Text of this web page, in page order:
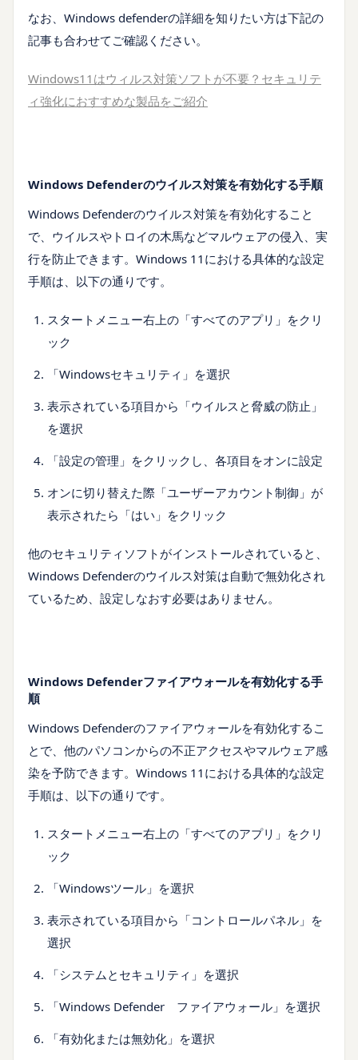
なお、Windows defenderの詳細を知りたい方は下記の
記事も合わせてご確認ください。
Windows11はウィルス対策ソフトが不要？セキュリテ
ィ強化におすすめな製品をご紹介
Windows Defenderのウイルス対策を有効化する手順
Windows Defenderのウイルス対策を有効化すること
で、ウイルスやトロイの木馬などマルウェアの侵入、実
行を防止できます。Windows 11における具体的な設定
手順は、以下の通りです。
スタートメニュー右上の「すべてのアプリ」をクリ
ック
「Windowsセキュリティ」を選択
表示されている項目から「ウイルスと脅威の防止」
を選択
「設定の管理」をクリックし、各項目をオンに設定
オンに切り替えた際「ユーザーアカウント制御」が
表示されたら「はい」をクリック
他のセキュリティソフトがインストールされていると、
Windows Defenderのウイルス対策は自動で無効化され
ているため、設定しなおす必要はありません。
Windows Defenderファイアウォールを有効化する手
順
Windows Defenderのファイアウォールを有効化するこ
とで、他のパソコンからの不正アクセスやマルウェア感
染を予防できます。Windows 11における具体的な設定
手順は、以下の通りです。
スタートメニュー右上の「すべてのアプリ」をクリ
ック
「Windowsツール」を選択
表示されている項目から「コントロールパネル」を
選択
「システムとセキュリティ」を選択
「Windows Defender ファイアウォール」を選択
「有効化または無効化」を選択